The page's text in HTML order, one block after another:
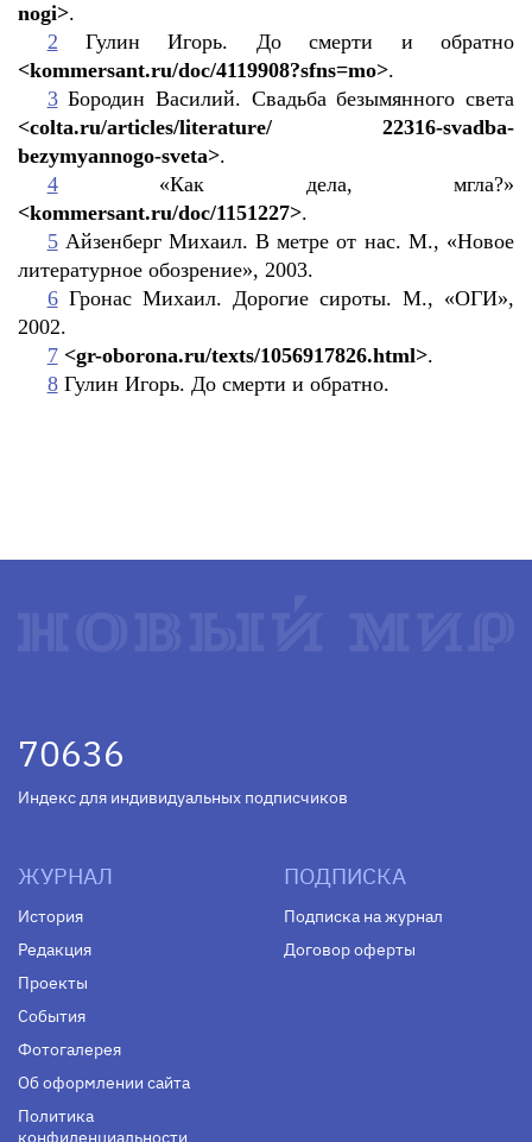
nogi>.
2 Гулин Игорь. До смерти и обратно
<kommersant.ru/doc/4119908?sfns=mo>.
3Бородин Василий. Свадьба безымянного света
<colta.ru/articles/literature/ 22316-svadba-
bezymyannogo-sveta>.
4«Как дела, мгла?»
<kommersant.ru/doc/1151227>.
5Айзенберг Михаил. В метре от нас. М., «Новое
литературное обозрение», 2003.
6Гронас Михаил. Дорогие сироты. М., «ОГИ»,
2002.
7 <gr-oborona.ru/texts/1056917826.html>.
8Гулин Игорь. До смерти и обратно.
70636
Индекс для индивидуальных подписчиков
ЖУРНАЛ
История
Редакция
Проекты
События
Фотогалерея
Об оформлении сайта
Политика
конфиденциальности
ПОДПИСКА
Подписка на журнал
Договор оферты